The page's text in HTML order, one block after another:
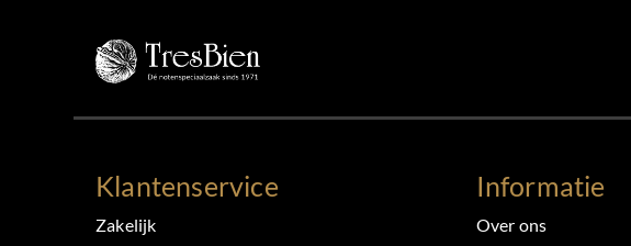
Klantenservice
Zakelijk
Informatie
Over ons